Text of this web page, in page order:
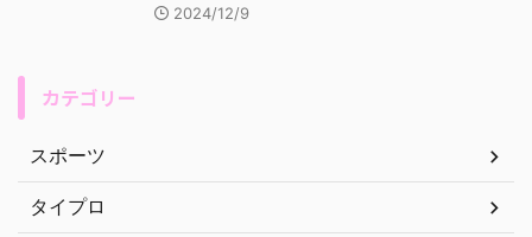
2024/12/9
カテゴリー
スポーツ
タイプロ